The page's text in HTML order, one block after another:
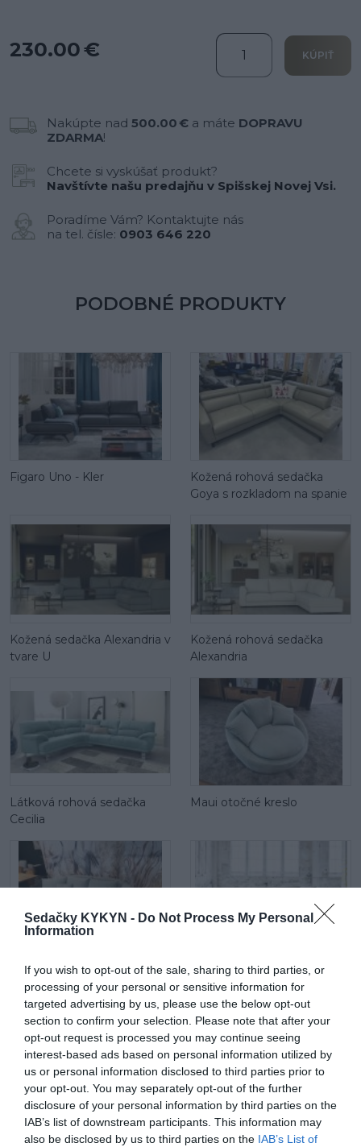
Sedačky KYKYN - Do Not Process My Personal
Information
If you wish to opt-out of the sale, sharing to third parties, or
processing of your personal or sensitive information for
targeted advertising by us, please use the below opt-out
section to confirm your selection. Please note that after your
opt-out request is processed you may continue seeing
interest-based ads based on personal information utilized by
us or personal information disclosed to third parties prior to
your opt-out. You may separately opt-out of the further
disclosure of your personal information by third parties on the
IAB’s list of downstream participants. This information may
also be disclosed by us to third parties on the IAB’s List of
230.00 € KÚPIŤ
Nakúpte nad 500.00 € a máte DOPRAVU
ZDARMA!
Chcete si vyskúšať produkt?
Navštívte našu predajňu v Spišskej Novej Vsi.
Poradíme Vám? Kontaktujte nás
na tel. čísle: 0903 646 220
PODOBNÉ PRODUKTY
Figaro Uno - Kler
Kožená rohová sedačka
Goya s rozkladom na spanie
Kožená sedačka Alexandria v
tvare U
Kožená rohová sedačka
Alexandria
Látková rohová sedačka
Cecilia
Maui otočné kreslo
Maui mega 2 sed
Látková rohová sedačka Be
true
Be comfy v koži
Látková rohová sedačka